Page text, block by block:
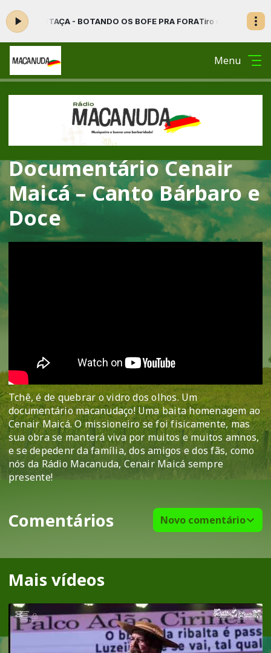
- BOTANDO OS BOFE PRA FORATiro de Laço das 13:00 às
Menu
Documentário Cenair
Maicá – Canto Bárbaro e
Doce
Mais vídeos
Tchê, é de quebrar o vidro dos olhos. Um
documentário macanudaço! Uma baita homenagem ao
Cenair Maicá. O missioneiro se foi fisicamente, mas
sua obra se manterá viva por muitos e muitos amnos,
e se depedenr da família, dos amigos e dos fãs, como
nós da Rádio Macanuda, Cenair Maicá sempre
presente!
Comentários Novo comentário